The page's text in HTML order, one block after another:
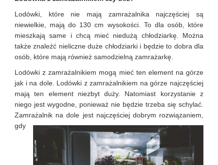
Lodówki, które nie mają zamrażalnika najczęściej są
niewielkie, mają do 130 cm wysokości. To dla osób, które
mieszkają same i chcą mieć niedużą chłodziarkę. Można
także znaleźć nieliczne duże chłodziarki i będzie to dobra dla
osób, które mają również samodzielną zamrażarkę.
Lodówki z zamrażalnikiem mogą mieć ten element na górze
jak i na dole. Lodówki z zamrażalnikiem na górze najczęściej
mają ten element niezbyt duży. Natomiast korzystanie z
niego jest wygodne, ponieważ nie będzie trzeba się schylać.
Zamrażalnik na dole jest najczęściej dobrym rozwiązaniem,
gdy